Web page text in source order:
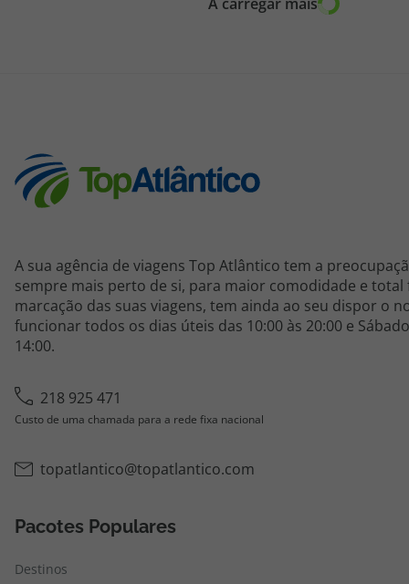
A sua agência de viagens Top Atlântico tem a
sempre mais perto de si, para maior comodidade e total
marcação das suas viagens, tem ainda ao seu dispor o
funcionar todos os dias úteis das 10:00 às 20:00 e
14:00.
218 925 471
Custo de uma chamada para a rede fixa nacional
topatlantico@topatlantico.com
Pacotes Populares
Destinos